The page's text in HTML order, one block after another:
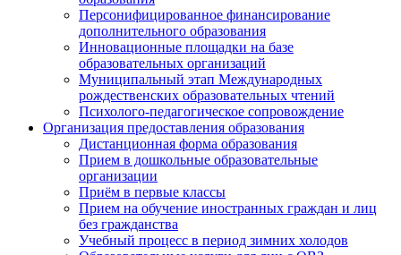
Персонифицированное финансирование
дополнительного образования
Инновационные площадки на базе
образовательных организаций
Муниципальный этап Международных
рождественских образовательных чтений
Психолого-педагогическое сопровождение
Организация предоставления образования
Дистанционная форма образования
Прием в дошкольные образовательные
организации
Приём в первые классы
Прием на обучение иностранных граждан и лиц
без гражданства
Учебный процесс в период зимних холодов